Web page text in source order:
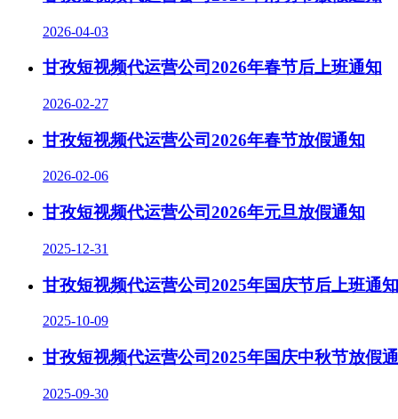
2026-04-03
甘孜短视频代运营公司2026年春节后上班通知
2026-02-27
甘孜短视频代运营公司2026年春节放假通知
2026-02-06
甘孜短视频代运营公司2026年元旦放假通知
2025-12-31
甘孜短视频代运营公司2025年国庆节后上班通知
2025-10-09
甘孜短视频代运营公司2025年国庆中秋节放假
2025-09-30